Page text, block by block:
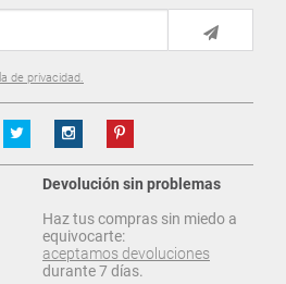
de privacidad.
Devolución sin problemas
Haz tus compras sin miedo a
equivocarte:
aceptamos devoluciones
durante 7 días.